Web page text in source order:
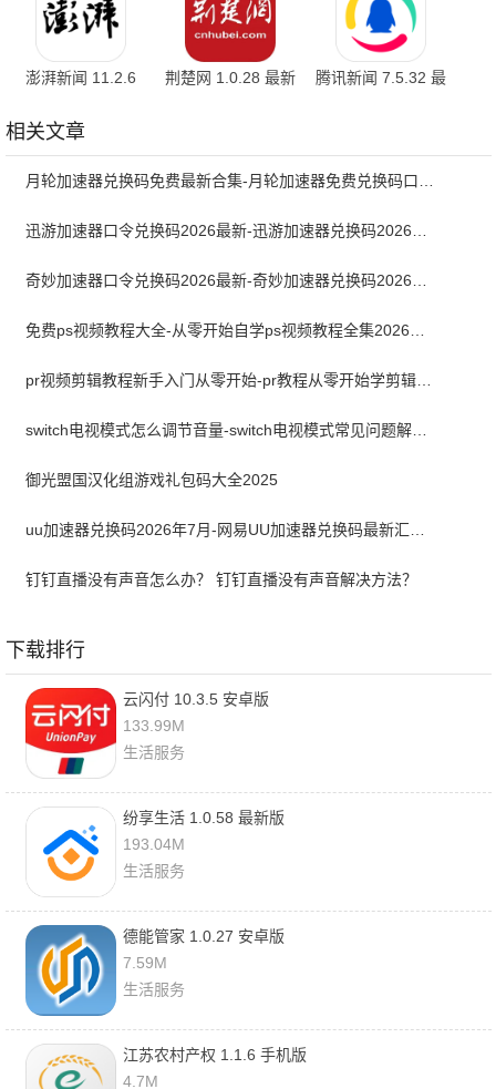
澎湃新闻 11.2.6
荆楚网 1.0.28 最新
腾讯新闻 7.5.32 最
相关文章
pr视频剪辑教程新手入门从零开始-pr教程从零开始学剪辑全集免费
switch电视模式怎么调节音量-switch电视模式常见问题解决方案
御光盟国汉化组游戏礼包码大全2025
钉钉直播没有声音怎么办？ 钉钉直播没有声音解决方法？
下载排行
云闪付 10.3.5 安卓版
133.99M
生活服务
纷享生活 1.0.58 最新版
193.04M
生活服务
德能管家 1.0.27 安卓版
7.59M
生活服务
江苏农村产权 1.1.6 手机版
4.7M